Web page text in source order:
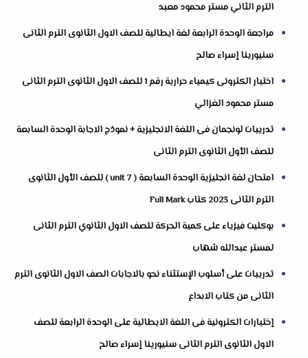
الترم الثاني مستر محمود معبد
مراجعة الوحدة الرابعة لغة ايطالية للصف الاول الثانوى الترم الثانى
سنيورينا إسراء صالح
اختبار الكترونى كيمياء حرارية رقم 1 للصف الاول الثانوى الترم الثانى
مستر محمود الغزالي
تدريبات لونجمان فى اللغة الانجليزية + نموذج الاجابة الوحدة السابعة
للصف الأول الثانوى الترم الثانى
امتحان لغة انجليزية الوحدة السابعة ( unit 7 ) للصف الأول الثانوى
الترم الثانى 2023 كتاب Full Mark
بوكليت فيزياء على كمية الحركة للصف الاول الثانوي الترم الثانى
لمستر عبدالله شهاب
تدريبات على أسلوب الإستثناء نحو بالاجابات الصف الاول الثانوى الترم
الثانى من كتاب الابداع
إختبارات الكترونية فى اللغة الايطالية على الوحدة الرابعة للصف
الاول الثانوى الترم الثانى سنيورينا إسراء صالح